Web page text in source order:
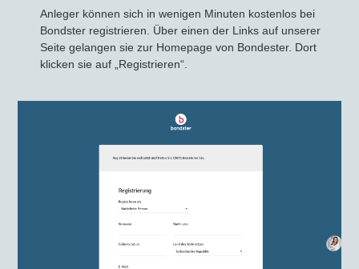
Anleger können sich in wenigen Minuten kostenlos bei
Bondster registrieren. Über einen der Links auf unserer
Seite gelangen sie zur Homepage von Bondester. Dort
klicken sie auf „Registrieren“.